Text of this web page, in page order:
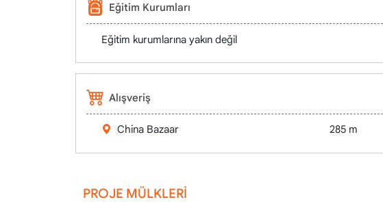
Eğitim Kurumları
Eğitim kurumlarına yakın değil
Alışveriş
China Bazaar 285 m
PROJE MÜLKLERİ